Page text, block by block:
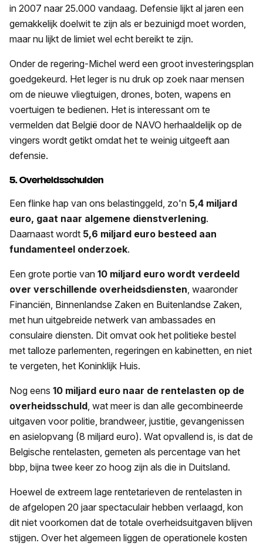
in 2007 naar 25.000 vandaag. Defensie lijkt al jaren een
gemakkelijk doelwit te zijn als er bezuinigd moet worden,
maar nu lijkt de limiet wel echt bereikt te zijn.
Onder de regering-Michel werd een groot investeringsplan
goedgekeurd. Het leger is nu druk op zoek naar mensen
om de nieuwe vliegtuigen, drones, boten, wapens en
voertuigen te bedienen. Het is interessant om te
vermelden dat België door de NAVO herhaaldelijk op de
vingers wordt getikt omdat het te weinig uitgeeft aan
defensie.
5. Overheidsschulden
Een flinke hap van ons belastinggeld, zo'n 5,4 miljard
euro, gaat naar algemene dienstverlening.
Daarnaast wordt 5,6 miljard euro besteed aan
fundamenteel onderzoek.
Een grote portie van 10 miljard euro wordt verdeeld
over verschillende overheidsdiensten, waaronder
Financiën, Binnenlandse Zaken en Buitenlandse Zaken,
met hun uitgebreide netwerk van ambassades en
consulaire diensten. Dit omvat ook het politieke bestel
met talloze parlementen, regeringen en kabinetten, en niet
te vergeten, het Koninklijk Huis.
Nog eens 10 miljard euro naar de rentelasten op de
overheidsschuld, wat meer is dan alle gecombineerde
uitgaven voor politie, brandweer, justitie, gevangenissen
en asielopvang (8 miljard euro). Wat opvallend is, is dat de
Belgische rentelasten, gemeten als percentage van het
bbp, bijna twee keer zo hoog zijn als die in Duitsland.
Hoewel de extreem lage rentetarieven de rentelasten in
de afgelopen 20 jaar spectaculair hebben verlaagd, kon
dit niet voorkomen dat de totale overheidsuitgaven blijven
stijgen. Over het algemeen liggen de operationele kosten